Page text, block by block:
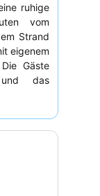
ruhige
vom
Strand
eigenem
Gäste
das